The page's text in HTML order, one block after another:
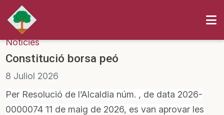
Notícies
Constitució borsa peó
8 Juliol 2026
Per Resolució de l’Alcaldia núm. , de data 2026-
0000074 11 de maig de 2026, es van aprovar les